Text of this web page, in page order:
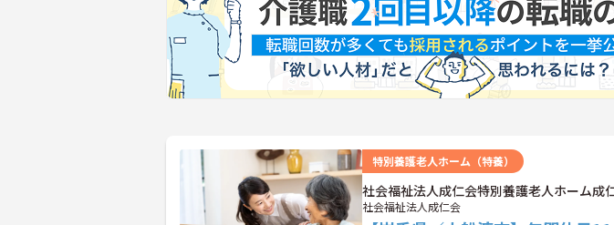
特別養護老人ホーム（特養）
社会福祉法人成仁会特別養護老人ホーム成
社会福祉法人成仁会